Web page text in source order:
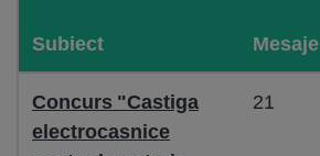
Subiect Mesaje
Concurs "Castiga
electrocasnice
21